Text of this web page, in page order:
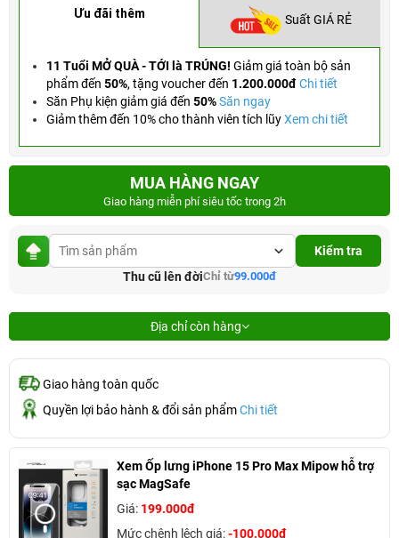
Ưu đãi thêm Suất GIÁ RẺ
11 Tuổi MỞ QUÀ - TỚI là TRÚNG! Giảm giá toàn bộ sản
phẩm đến 50%, tặng voucher đến 1.200.000đChi tiết
Săn Phụ kiện giảm giá đến 50%Săn ngay
Giảm thêm đến 10% cho thành viên tích lũyXem chi tiết
MUA HÀNG NGAY
Giao hàng miễn phí siêu tốc trong 2h
Kiểm tra
Thu cũ lên đờiChỉ từ99.000đ
Địa chỉ còn hàng
Giao hàng toàn quốc
Quyền lợi bảo hành & đổi sản phẩmChi tiết
Xem Ốp lưng iPhone 15 Pro Max Mipow hỗ trợ
sạc MagSafe
Giá: 199.000đ
Mức chênh lệch giá:-100.000đ